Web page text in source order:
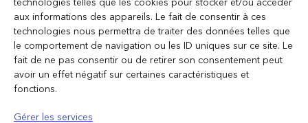
technologies telles que les cookies pour stocker et/ou accéder
aux informations des appareils. Le fait de consentir à ces
technologies nous permettra de traiter des données telles que
le comportement de navigation ou les ID uniques sur ce site. Le
fait de ne pas consentir ou de retirer son consentement peut
avoir un effet négatif sur certaines caractéristiques et
fonctions.
Gérer les services
NOUS REJOINDRE
F.A.Q